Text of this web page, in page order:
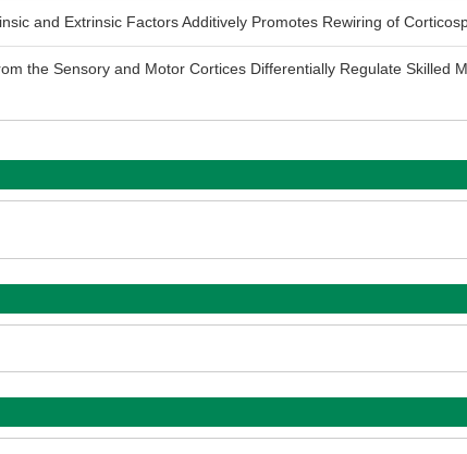
and Extrinsic Factors Additively Promotes Rewiring of
the Sensory and Motor Cortices Differentially Regulate Skilled